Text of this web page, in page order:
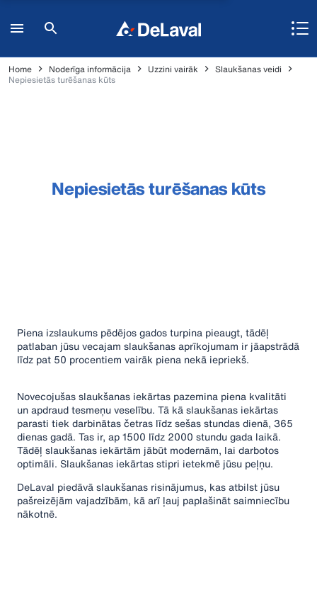
Home Noderīga informācija Uzzini vairāk
Slaukšanas veidi
Nepiesietās turēšanas kūts
Nepiesietās turēšanas kūts
Piena izslaukums pēdējos gados turpina pieaugt, tādēļ
patlaban jūsu vecajam slaukšanas aprīkojumam ir jāapstrādā
līdz pat 50 procentiem vairāk piena nekā iepriekš.
Novecojušas slaukšanas iekārtas pazemina piena kvalitāti
un apdraud tesmeņu veselību. Tā kā slaukšanas iekārtas
parasti tiek darbinātas četras līdz sešas stundas dienā, 365
dienas gadā. Tas ir, ap 1500 līdz 2000 stundu gada laikā.
Tādēļ slaukšanas iekārtām jābūt modernām, lai darbotos
optimāli. Slaukšanas iekārtas stipri ietekmē jūsu peļņu.
DeLaval piedāvā slaukšanas risinājumus, kas atbilst jūsu
pašreizējām vajadzībām, kā arī ļauj paplašināt saimniecību
nākotnē.